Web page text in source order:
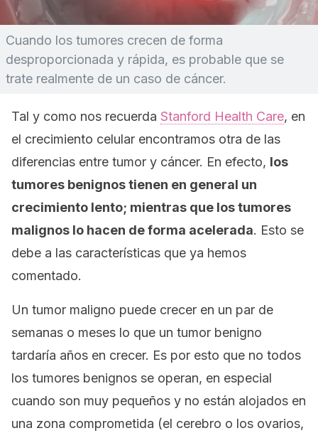
Cuando los tumores crecen de forma
desproporcionada y rápida, es probable que se
trate realmente de un caso de cáncer.
Tal y como nos recuerda Stanford Health Care, en
el crecimiento celular encontramos otra de las
diferencias entre tumor y cáncer. En efecto, los
tumores benignos tienen en general un
crecimiento lento; mientras que los tumores
malignos lo hacen de forma acelerada. Esto se
debe a las características que ya hemos
comentado.
Un tumor maligno puede crecer en un par de
semanas o meses lo que un tumor benigno
tardaría años en crecer. Es por esto que no todos
los tumores benignos se operan, en especial
cuando son muy pequeños y no están alojados en
una zona comprometida (el cerebro o los ovarios,